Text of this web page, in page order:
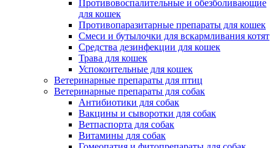
Противовоспалительные и обезболивающие
для кошек
Противопаразитарные препараты для кошек
Смеси и бутылочки для вскармливания котят
Средства дезинфекции для кошек
Трава для кошек
Успокоительные для кошек
Ветеринарные препараты для птиц
Ветеринарные препараты для собак
Антибиотики для собак
Вакцины и сыворотки для собак
Ветпаспорта для собак
Витамины для собак